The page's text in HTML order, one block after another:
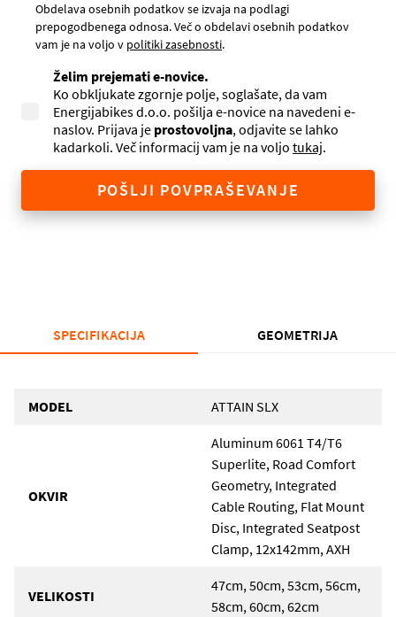
Obdelava osebnih podatkov se izvaja na podlagi
prepogodbenega odnosa. Več o obdelavi osebnih podatkov
vam je na voljo v politiki zasebnosti.
Želim prejemati e-novice.
Ko obkljukate zgornje polje, soglašate, da vam
Energijabikes d.o.o. pošilja e-novice na navedeni e-
naslov. Prijava je prostovoljna, odjavite se lahko
kadarkoli. Več informacij vam je na voljo tukaj.
POŠLJI POVPRAŠEVANJE
SPECIFIKACIJA GEOMETRIJA
MODEL ATTAIN SLX
OKVIR
Aluminum 6061 T4/T6
Superlite, Road Comfort
Geometry, Integrated
Cable Routing, Flat Mount
Disc, Integrated Seatpost
Clamp, 12x142mm, AXH
VELIKOSTI
47cm, 50cm, 53cm, 56cm,
58cm, 60cm, 62cm